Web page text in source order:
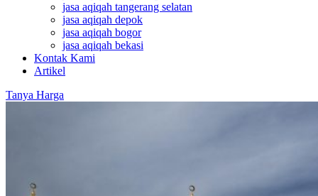
jasa aqiqah tangerang selatan
jasa aqiqah depok
jasa aqiqah bogor
jasa aqiqah bekasi
Kontak Kami
Artikel
Tanya Harga